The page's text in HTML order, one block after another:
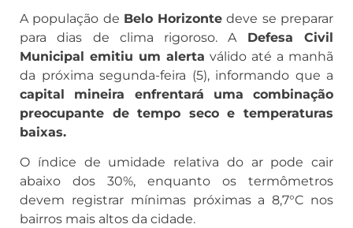
A população de Belo Horizonte deve se preparar
para dias de clima rigoroso. A Defesa Civil
Municipal emitiu um alerta válido até a manhã
da próxima segunda-feira (5), informando que a
capital mineira enfrentará uma combinação
preocupante de tempo seco e temperaturas
baixas.
O índice de umidade relativa do ar pode cair
abaixo dos 30%, enquanto os termômetros
devem registrar mínimas próximas a 8,7°C nos
bairros mais altos da cidade.